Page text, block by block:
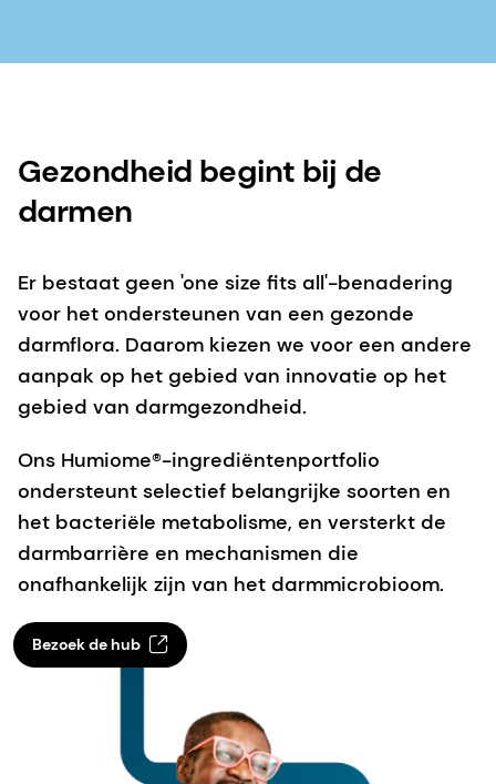
Gezondheid begint bij de
darmen
Er bestaat geen 'one size fits all'-benadering
voor het ondersteunen van een gezonde
darmflora. Daarom kiezen we voor een andere
aanpak op het gebied van innovatie op het
gebied van darmgezondheid.
Ons Humiome®-ingrediëntenportfolio
ondersteunt selectief belangrijke soorten en
het bacteriële metabolisme, en versterkt de
darmbarrière en mechanismen die
onafhankelijk zijn van het darmmicrobioom.
Bezoek de hub